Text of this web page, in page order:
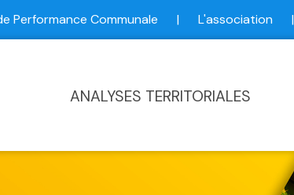
Performance Communale | L'association |
ANALYSES TERRITORIALES